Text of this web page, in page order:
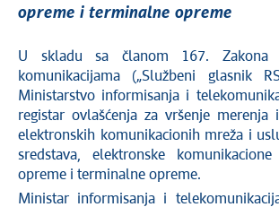
opreme i terminalne opreme
U skladu sa članom 167. Zakona
komunikacijama („Službeni glasnik
Ministarstvo informisanja i
registar ovlašćenja za vršenje merenja
elektronskih komunikacionih mreža i
sredstava, elektronske
opreme i terminalne opreme.
Ministar informisanja i